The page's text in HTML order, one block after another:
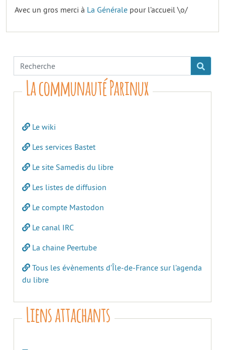
Avec un gros merci à La Générale pour l’accueil \o/
La communauté Parinux
Le wiki
Les services Bastet
Le site Samedis du libre
Les listes de diffusion
Le compte Mastodon
Le canal IRC
La chaine Peertube
Tous les évènements d’Île-de-France sur l’agenda
du libre
Liens attachants